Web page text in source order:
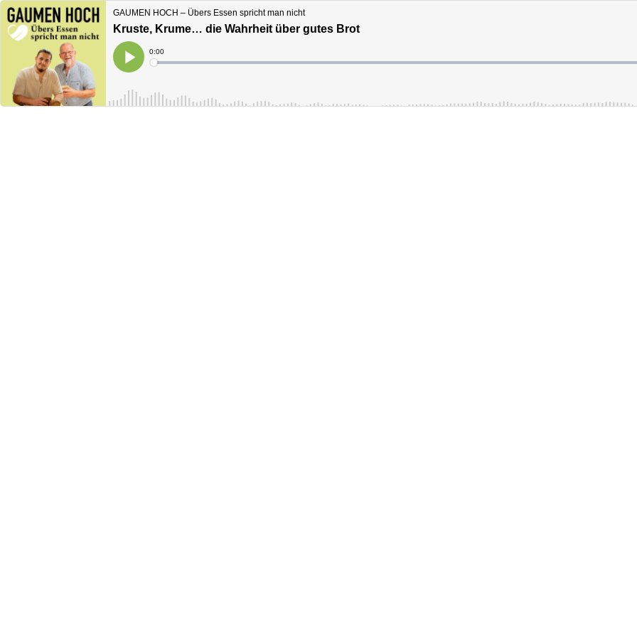
GAUMEN HOCH – Übers Essen spricht man nicht
Kruste, Krume… die Wahrheit über gutes Brot
Play
Current
Time
0:00
Loaded: